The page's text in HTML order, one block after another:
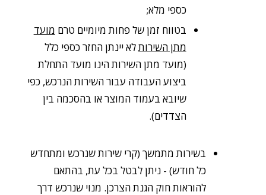
כספי מלא;
בטווח זמן של פחות מיומיים טרם מועד
מתן השירותלא יינתן החזר כספי כלל
(מועד מתן השירות הינו מועד התחלת
ביצוע העבודה עבור השירות הנרכש, כפי
שיובא בעמוד המוצר או בהסכמה בין
הצדדים).
בשירות מתמשך (קרי שירות שנרכש ומתחדש
כל חודש) - ניתן לבטל בכל עת, בהתאם
להוראות חוק הגנת הצרכן. מנוי שנרכש דרך